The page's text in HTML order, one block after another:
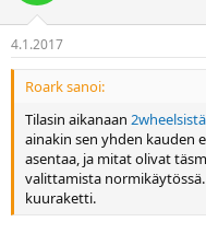
4.1.2017
Roark sanoi:
Tilasin aikanaan 2wheelsistä
ainakin sen yhden kauden
asentaa, ja mitat olivat
valittamista
kuuraketti.